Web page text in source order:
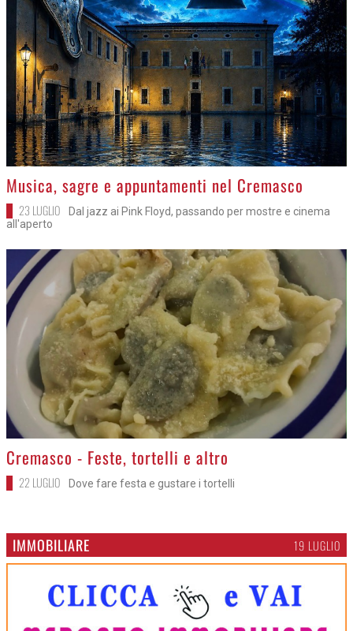
>Musica, sagre e appuntamenti nel Cremasco
23 LUGLIO
Dal jazz ai Pink Floyd, passando per mostre e cinema
all'aperto
>
Cremasco - Feste, tortelli e altro
22 LUGLIO Dove fare festa e gustare i tortelli
IMMOBILIARE 19 LUGLIO